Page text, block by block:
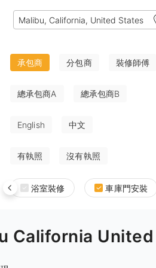
承包商 分包商 裝修師傅
總承包商A 總承包商B
English 中文
有執照 沒有執照
浴室裝修 車庫門安裝
California United